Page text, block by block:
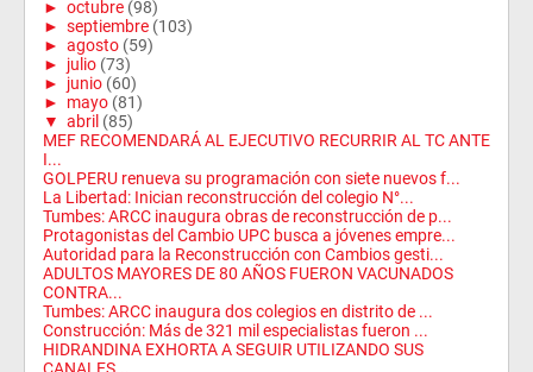
► octubre (98)
► septiembre (103)
► agosto (59)
► julio (73)
► junio (60)
► mayo (81)
▼ abril (85)
MEF RECOMENDARÁ AL EJECUTIVO RECURRIR AL TC ANTE
I...
GOLPERU renueva su programación con siete nuevos f...
La Libertad: Inician reconstrucción del colegio N°...
Tumbes: ARCC inaugura obras de reconstrucción de p...
Protagonistas del Cambio UPC busca a jóvenes empre...
Autoridad para la Reconstrucción con Cambios gesti...
ADULTOS MAYORES DE 80 AÑOS FUERON VACUNADOS
CONTRA...
Tumbes: ARCC inaugura dos colegios en distrito de ...
Construcción: Más de 321 mil especialistas fueron ...
HIDRANDINA EXHORTA A SEGUIR UTILIZANDO SUS